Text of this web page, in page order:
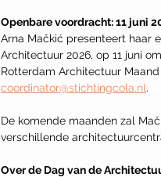
Openbare voordracht: 11 juni
Arna Mačkić presenteert haar
Architectuur 2026, op 11 juni
Rotterdam Architectuur
coordinator@stichtingcola.nl.
De komende maanden zal
verschillende
Over de Dag van de